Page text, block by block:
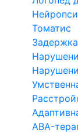
Томатис
ABA-